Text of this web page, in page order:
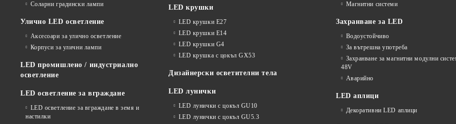
Соларни градински лампи
Улично LED осветление
Аксесоари за улично осветление
Корпуси за улични лампи
LED промишлено / индустриално
осветление
LED осветление за вграждане
LED осветление за вграждане в земя и
настилки
LED крушки
LED крушки E27
LED крушки E14
LED крушки G4
LED крушка с цокъл GX53
Дизайнерски осветителни тела
LED лунички
LED лунички с цокъл GU10
LED лунички с цокъл GU5.3
Магнитни системи
Захранване за LED
Водоустойчиво
За вътрешна употреба
Захранване за магнитни модулни
48V
Аварийно
LED аплици
Декоративни LED аплици